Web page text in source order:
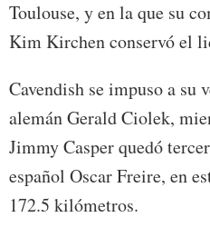
Toulouse, y en la que su
Kim Kirchen conservó el
Cavendish se impuso a su
alemán Gerald Ciolek,
Jimmy Casper quedó
español Oscar Freire, en
172.5 kilómetros.